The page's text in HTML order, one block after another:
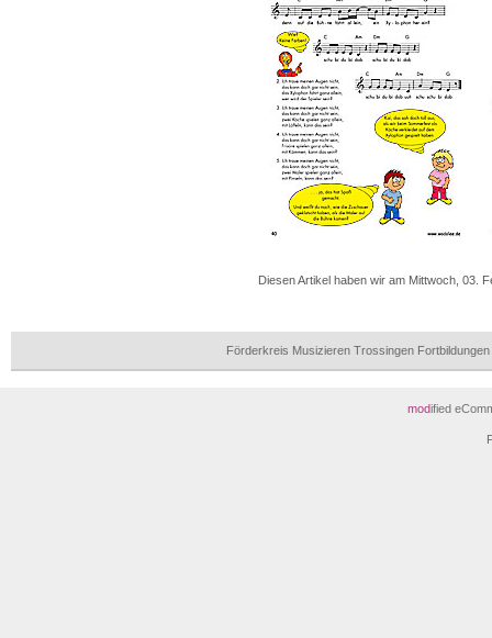
Diesen Artikel haben wir am Mittwoch, 03.
Förderkreis Musizieren Trossingen
modified